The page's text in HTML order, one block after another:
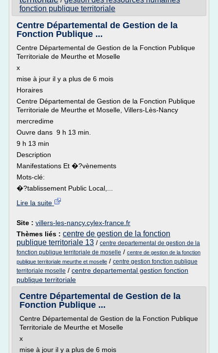
fonction publique territoriale
Centre Départemental de Gestion de la
Fonction Publique ...
Centre Départemental de Gestion de la Fonction Publique
Territoriale de Meurthe et Moselle
x
mise à jour il y a plus de 6 mois
Horaires
Centre Départemental de Gestion de la Fonction Publique
Territoriale de Meurthe et Moselle, Villers-Lès-Nancy
mercredime
Ouvre dans 9 h 13 min.
9 h 13 min
Description
Manifestations Et �?vènements
Mots-clé:
�?tablissement Public Local,...
Lire la suite
Site : villers-les-nancy.cylex-france.fr
Thèmes liés : centre de gestion de la fonction
publique territoriale 13 / centre departemental de gestion de la
fonction publique territoriale de moselle / centre de gestion de la fonction
publique territoriale meurthe et moselle / centre gestion fonction publique
territoriale moselle / centre departemental gestion fonction
publique territoriale
Centre Départemental de Gestion de la
Fonction Publique ...
Centre Départemental de Gestion de la Fonction Publique
Territoriale de Meurthe et Moselle
x
mise à jour il y a plus de 6 mois